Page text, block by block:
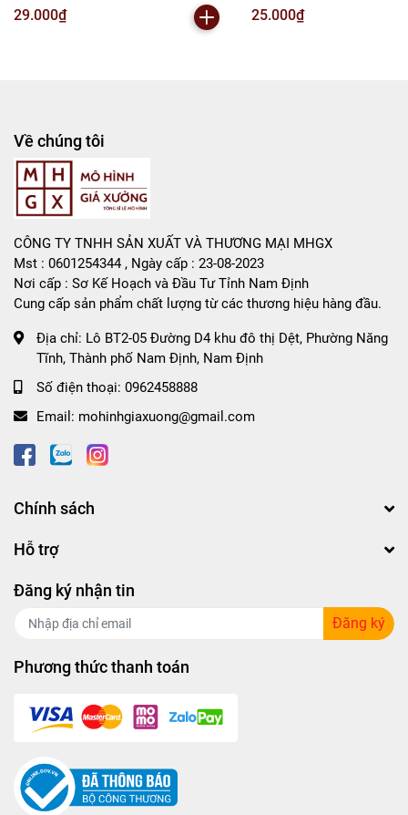
Tổng kho mô hình
( VAT : MH001-02 ) - N2-B1-S5
29.000₫
VAT : MH001-02 ) K150-T2-
25.000₫
Về chúng tôi
CÔNG TY TNHH SẢN XUẤT VÀ THƯƠNG MẠI MHGX
Mst : 0601254344 , Ngày cấp : 23-08-2023
Nơi cấp : Sơ Kế Hoạch và Đầu Tư Tỉnh Nam Định
Cung cấp sản phẩm chất lượng từ các thương hiệu hàng đầu.
Địa chỉ: Lô BT2-05 Đường D4 khu đô thị Dệt, Phường Năng
Tĩnh, Thành phố Nam Định, Nam Định
Số điện thoại: 0962458888
Email: mohinhgiaxuong@gmail.com
Chính sách
Hỗ trợ
Đăng ký nhận tin
Đăng ký
Phương thức thanh toán